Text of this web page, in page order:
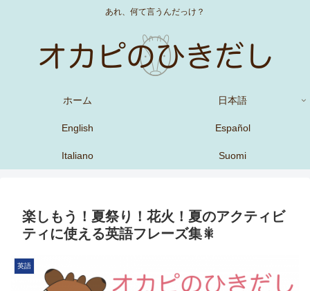
あれ、何て言うんだっけ？
ホーム 日本語
English Español
Italiano Suomi
楽しもう！夏祭り！花火！夏のアクティビ
ティに使える英語フレーズ集🎇
英語